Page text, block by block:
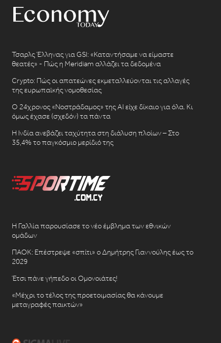
Τσαρλς Έλληνας για GSI: «Καταντήσαμε να είμαστε
θεατές» - Πώς η Meridiam αλλάζει τα δεδομένα
Crypto: Πώς οι απατεώνες εκμεταλλεύονται τις αλλαγές
της ευρωπαϊκής νομοθεσίας
Ο 24χρονος «Νοστράδαμος» της AI είχε δίκαιο για όλα. Κι
όμως έχασε (σχεδόν) τα πάντα
Η Ινδία ανεβάζει ταχύτητα στη διάλυση πλοίων – Στο
35,4% το παγκόσμιο μερίδιό της
Η Γαλλία παρουσίασε το νέο έμβλημα των εθνικών
ομάδων
ΠΑΟΚ: Επέστρεψε «σπίτι» ο Δημήτρης Γιαννούλης έως το
2029
Έτσι πάνε γήπεδο οι Ομονοιάτες!
«Μέχρι το τέλος της προετοιμασίας θα κάνουμε
μεταγραφές παικτών»